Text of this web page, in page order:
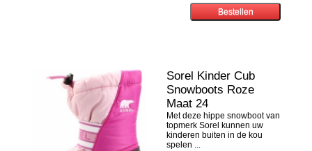
Sorel Kinder Cub
Snowboots Roze
Maat 24
Met deze hippe snowboot van
topmerk Sorel kunnen uw
kinderen buiten in de kou
spelen ...